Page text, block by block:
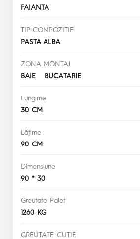
FAIANTA
TIP COMPOZITIE
PASTA ALBA
ZONA MONTAJ
BAIE BUCATARIE
Lungime
30 CM
Lăţime
90 CM
Dimensiune
90 * 30
Greutate Palet
1260 KG
GREUTATE CUTIE